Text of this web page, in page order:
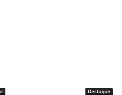
Destaque